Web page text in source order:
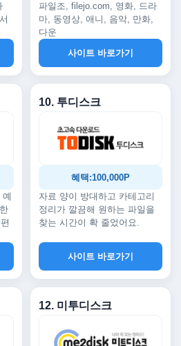
파일조, filejo.com, 영화, 드라
마, 동영상, 애니, 음악, 만화,
다운
사이트 바로가기
10. 투디스크
혜택:100,000P
자료 양이 방대하고 카테고리
정리가 깔끔해 원하는 파일을
찾는 시간이 확 줄었어요.
사이트 바로가기
12. 미투디스크